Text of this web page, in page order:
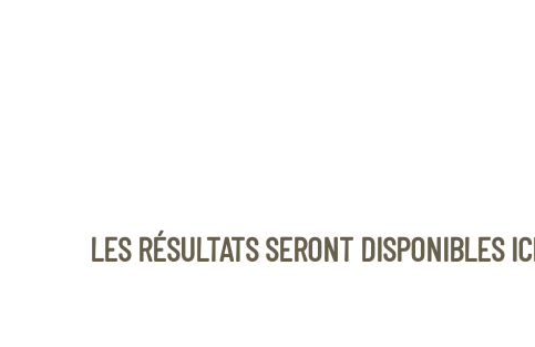
LES RÉSULTATS SERONT DISPONIBLES